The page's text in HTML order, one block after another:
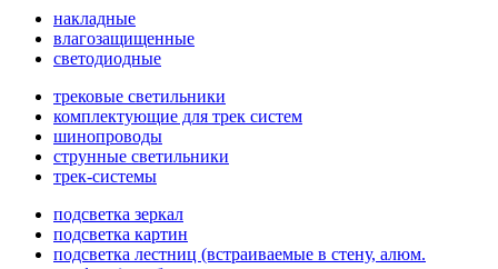
накладные
влагозащищенные
светодиодные
трековые светильники
комплектующие для трек систем
шинопроводы
струнные светильники
трек-системы
подсветка зеркал
подсветка картин
подсветка лестниц (встраиваемые в стену, алюм.